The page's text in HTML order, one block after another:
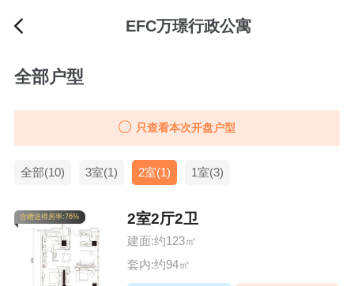
EFC万璟行政公寓
全部户型
只查看本次开盘户型
全部(10) 3室(1) 2室(1) 1室(3)
含赠送得房率:76% 2室2厅2卫
建面:约123㎡
套内:约94㎡